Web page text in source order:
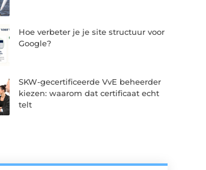
Hoe verbeter je je site structuur voor
Google?
SKW-gecertificeerde VvE beheerder
kiezen: waarom dat certificaat echt
telt